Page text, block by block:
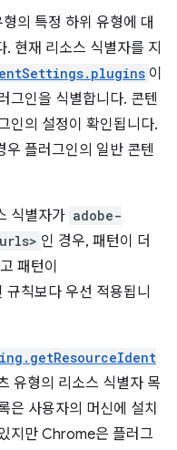
의 특정 하위 유형에 대
현재 리소스 식별자를 지
이
그인을 식별합니다. 콘텐
인의 설정이 확인됩니다.
우 플러그인의 일반 콘텐
식별자가 adobe-
인 경우, 패턴이 더
패턴이
규칙보다 우선 적용됩니
유형의 리소스 식별자 목
은 사용자의 머신에 설치
지만 Chrome은 플러그